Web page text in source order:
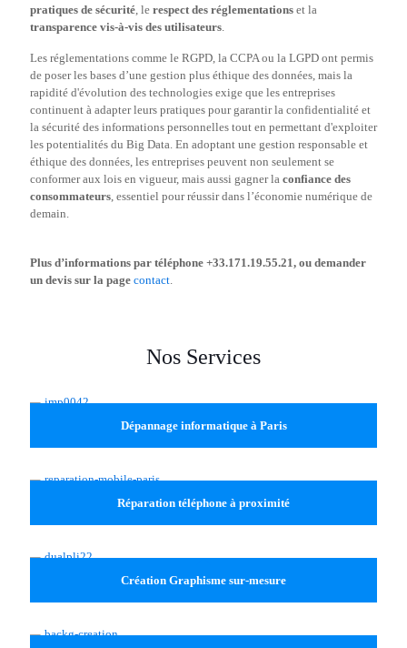
pratiques de sécurité, le respect des réglementations et la
transparence vis-à-vis des utilisateurs.
Les réglementations comme le RGPD, la CCPA ou la LGPD ont permis
de poser les bases d’une gestion plus éthique des données, mais la
rapidité d'évolution des technologies exige que les entreprises
continuent à adapter leurs pratiques pour garantir la confidentialité et
la sécurité des informations personnelles tout en permettant d'exploiter
les potentialités du Big Data. En adoptant une gestion responsable et
éthique des données, les entreprises peuvent non seulement se
conformer aux lois en vigueur, mais aussi gagner la confiance des
consommateurs, essentiel pour réussir dans l’économie numérique de
demain.
Plus d’informations par téléphone +33.171.19.55.21, ou demander
un devis sur la page contact.
Nos Services
Dépannage informatique à Paris
Réparation téléphone à proximité
Création Graphisme sur-mesure